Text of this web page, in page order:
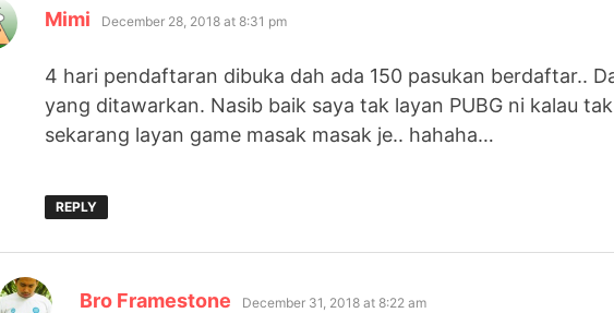
Mimi says:
December 28, 2018 at 8:31 pm
4 hari pendaftaran dibuka dah ada 150 pasukan berdaftar..
yang ditawarkan. Nasib baik saya tak layan PUBG ni kalau
sekarang layan game masak masak je.. hahaha…
REPLY
Bro Framestone says:
December 31, 2018 at 8:22 am